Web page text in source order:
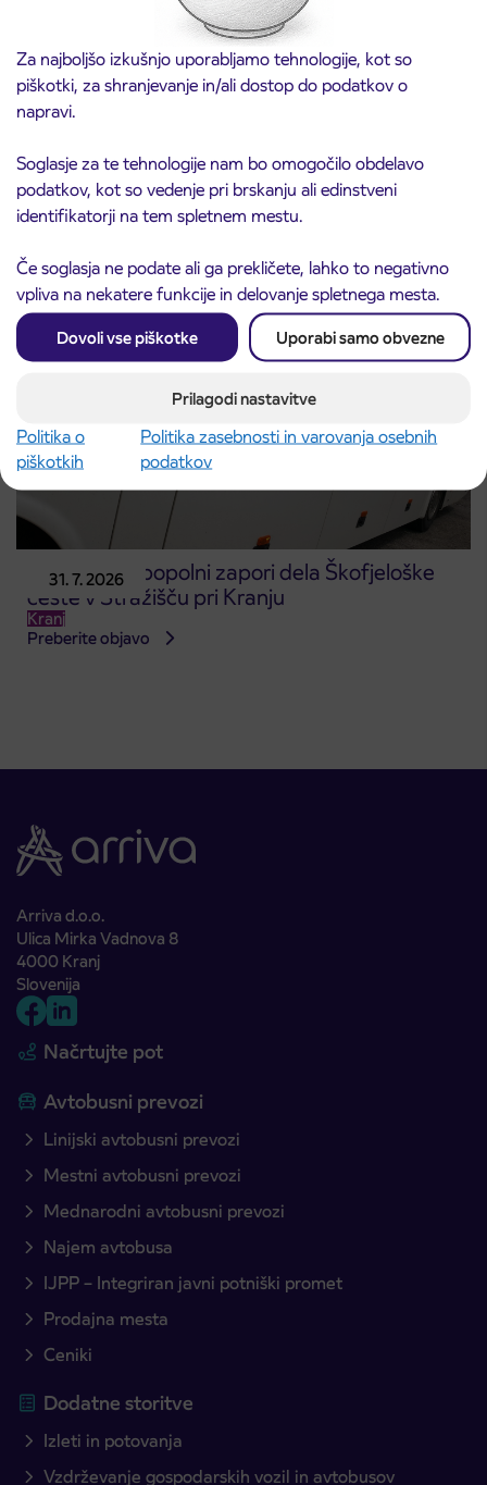
Za najboljšo izkušnjo uporabljamo tehnologije, kot so
piškotki, za shranjevanje in/ali dostop do podatkov o
napravi.
Soglasje za te tehnologije nam bo omogočilo obdelavo
podatkov, kot so vedenje pri brskanju ali edinstveni
identifikatorji na tem spletnem mestu.
Če soglasja ne podate ali ga prekličete, lahko to negativno
vpliva na nekatere funkcije in delovanje spletnega mesta.
Dovoli vse piškotke Uporabi samo obvezne
Prilagodi nastavitve
Politika o
piškotkih
Politika zasebnosti in varovanja osebnih
podatkov
3. 8. 2026
Obvestilo o popolni zapori ceste
ČEŠNJEVEK – TRATA
Kranj
31. 7. 2026
Obvestilo o popolni zapori dela Škofjeloške
ceste v Stražišču pri Kranju
Kranj
Preberite objavo
Arriva d.o.o.
Ulica Mirka Vadnova 8
4000 Kranj
Slovenija
Načrtujte pot
Avtobusni prevozi
Linijski avtobusni prevozi
Mestni avtobusni prevozi
Mednarodni avtobusni prevozi
Najem avtobusa
IJPP – Integriran javni potniški promet
Prodajna mesta
Ceniki
Dodatne storitve
Izleti in potovanja
Vzdrževanje gospodarskih vozil in avtobusov